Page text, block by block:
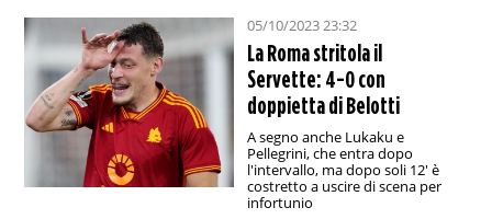
05/10/2023 23:32
La Roma stritola il
Servette: 4-0 con
doppietta di Belotti
A segno anche Lukaku e
Pellegrini, che entra dopo
l'intervallo, ma dopo soli 12' è
costretto a uscire di scena per
infortunio